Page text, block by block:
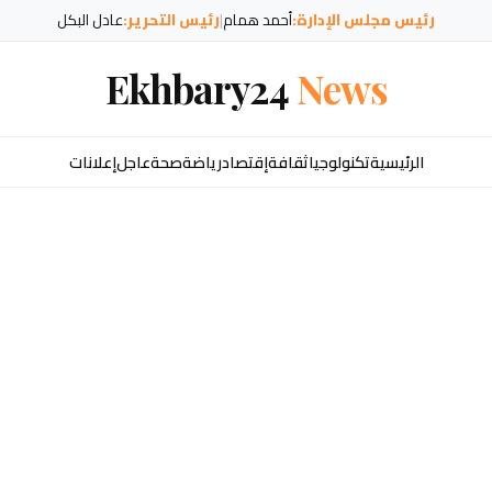
رئيس مجلس الإدارة:أحمد همام|رئيس التحرير:عادل البكل
Ekhbary24News
الرئيسيةتكنولوجياثقافةإقتصادرياضةصحةعاجلإعلانات